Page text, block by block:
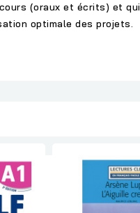
(oraux et écrits) et
optimale des projets.